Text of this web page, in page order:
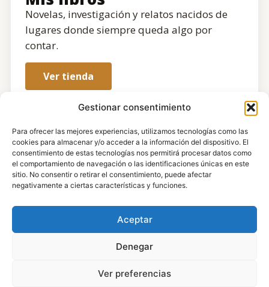
Gestionar consentimiento
Para ofrecer las mejores experiencias, utilizamos tecnologías como las
cookies para almacenar y/o acceder a la información del dispositivo. El
consentimiento de estas tecnologías nos permitirá procesar datos como
el comportamiento de navegación o las identificaciones únicas en este
sitio. No consentir o retirar el consentimiento, puede afectar
negativamente a ciertas características y funciones.
Aceptar
Denegar
Ver preferencias
Novelas, investigación y relatos nacidos de
lugares donde siempre queda algo por
contar.
Ver tienda